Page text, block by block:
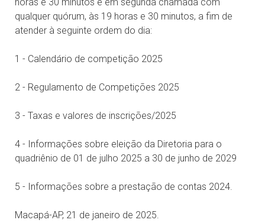
qualquer quórum, às 19 horas e 30 minutos, a fim de
atender à seguinte ordem do dia:
1 - Calendário de competição 2025
2 - Regulamento de Competições 2025
3 - Taxas e valores de inscrições/2025
4 - Informações sobre eleição da Diretoria para o
quadriênio de 01 de julho 2025 a 30 de junho de 2029
5 - Informações sobre a prestação de contas 2024.
Macapá-AP, 21 de janeiro de 2025.